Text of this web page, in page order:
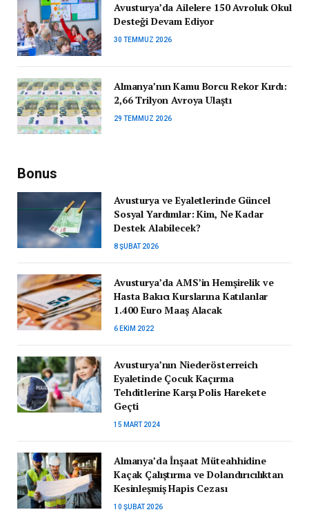
Avusturya’da Ailelere 150 Avroluk Okul
Desteği Devam Ediyor
30 TEMMUZ 2026
Almanya’nın Kamu Borcu Rekor Kırdı:
2,66 Trilyon Avroya Ulaştı
29 TEMMUZ 2026
Bonus
Avusturya ve Eyaletlerinde Güncel
Sosyal Yardımlar: Kim, Ne Kadar
Destek Alabilecek?
8 ŞUBAT 2026
Avusturya’da AMS’in Hemşirelik ve
Hasta Bakıcı Kurslarına Katılanlar
1.400 Euro Maaş Alacak
6 EKIM 2022
Avusturya’nın Niederösterreich
Eyaletinde Çocuk Kaçırma
Tehditlerine Karşı Polis Harekete
Geçti
15 MART 2024
Almanya’da İnşaat Müteahhidine
Kaçak Çalıştırma ve Dolandırıcılıktan
Kesinleşmiş Hapis Cezası
10 ŞUBAT 2026